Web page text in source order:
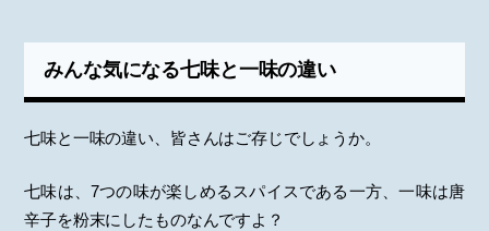
みんな気になる七味と一味の違い
七味と一味の違い、皆さんはご存じでしょうか。
七味は、7つの味が楽しめるスパイスである一方、一味は唐
辛子を粉末にしたものなんですよ？